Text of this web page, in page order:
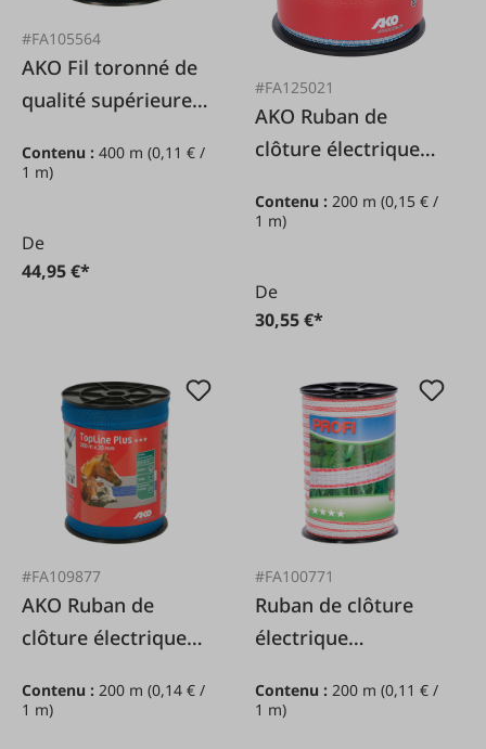
#FA105564
AKO Fil toronné de
qualité supérieure,
Contenu : 400 m (0,11 € /
1 m)
De
44,95 €*
#FA125021
AKO Ruban de
clôture électrique
12,5mm/200m
Contenu :200 m(0,15 € /
1 m)
De
30,55 €*
#FA109877
AKO Ruban de
clôture électrique
20mm/200m
Contenu : 200 m (0,14 € /
1 m)
#FA100771
Ruban de clôture
électrique
blanc/rouge,
Contenu : 200 m(0,11 € /
1 m)